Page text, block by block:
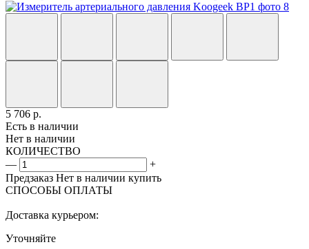
5 706 р.
Есть в наличии
Нет в наличии
КОЛИЧЕСТВО
—
+
Предзаказ Нет в наличии купить
СПОСОБЫ ОПЛАТЫ
Доставка курьером:
Уточняйте